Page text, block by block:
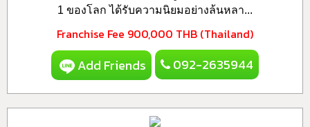
1 ของโลก ได้รับความนิยมอย่างล้นหลา...
Franchise Fee 900,000 THB (Thailand)
Add Friends 092-2635944